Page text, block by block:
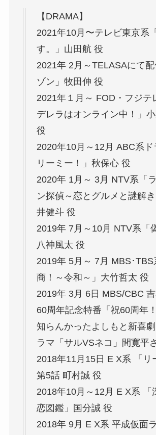
【DRAMA】
2021年10月〜テレビ東京系
す。」山田航 役
2021年 2月～TELASAにて
ゾン」牧田伸 役
2021年１月～ FOD・フジテ
デレラはオンライン中！」
役
2020年10月～12月 ABC系ド
リーミー！」秋保心 役
2020年 1月～ 3月 NTV系「
ン探偵～恋とグルメと謎解
井健斗 役
2019年 7月～10月 NTV系「
八神風太 役
2019年 5月～ 7月 MBS･
商！～令和～」大竹哲太 役
2019年 3月 6日 MBS/CBC
60周年記念特番「祝60周年
知らんかったよしもと新喜
ラマ「サルVSネコ」間寛平
2018年11月15日 E X系 「リ
第5話 町村誠 役
2018年10月～12月 E X系 「
恋図鑑」国分誠 役
2018年 9月 E X系 平成仮面